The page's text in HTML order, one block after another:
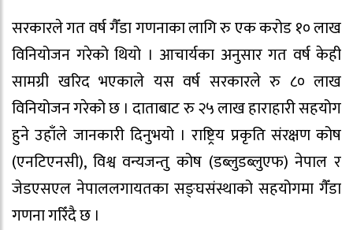
सरकारले गत वर्ष गैँडा गणनाका लागि रु एक करोड १० लाख
विनियोजन गरेको थियो । आचार्यका अनुसार गत वर्ष केही
सामग्री खरिद भएकाले यस वर्ष सरकारले रु ८० लाख
विनियोजन गरेको छ । दाताबाट रु २५ लाख हाराहारी सहयोग
हुने उहाँले जानकारी दिनुभयो । राष्ट्रिय प्रकृति संरक्षण कोष
(एनटिएनसी), विश्व वन्यजन्तु कोष (डब्लुडब्लुएफ) नेपाल र
जेडएसएल नेपाललगायतका सङ्घसंस्थाको सहयोगमा गैँडा
गणना गरिँदै छ ।